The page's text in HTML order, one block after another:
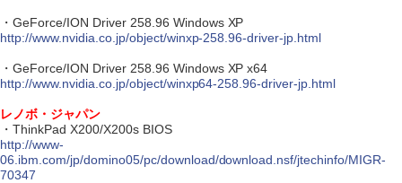
・GeForce/ION Driver 258.96 Windows XP
http://www.nvidia.co.jp/object/winxp-258.96-driver-jp.html
・GeForce/ION Driver 258.96 Windows XP x64
http://www.nvidia.co.jp/object/winxp64-258.96-driver-jp.html
レノボ・ジャパン
・ThinkPad X200/X200s BIOS
http://www-
06.ibm.com/jp/domino05/pc/download/download.nsf/jtechinfo/MIGR-
70347